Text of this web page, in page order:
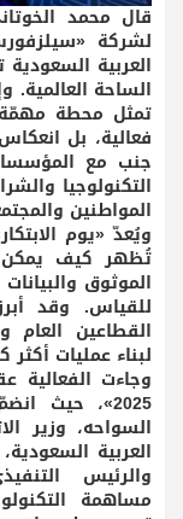
قال محمد
لشركة
العربية
الساحة العالمية.
تمثل محطة
فعالية، بل
التكنولوجيا
المواطنين
ويُعدّ «يوم
تُظهر كيف يمكن
الموثوق
للقياس. وقد
القطاعين
لبناء عمليات أكثر
وجاءت
2025»، حيث
السواحه، وزير
العربية
والرئيس
مساهمة